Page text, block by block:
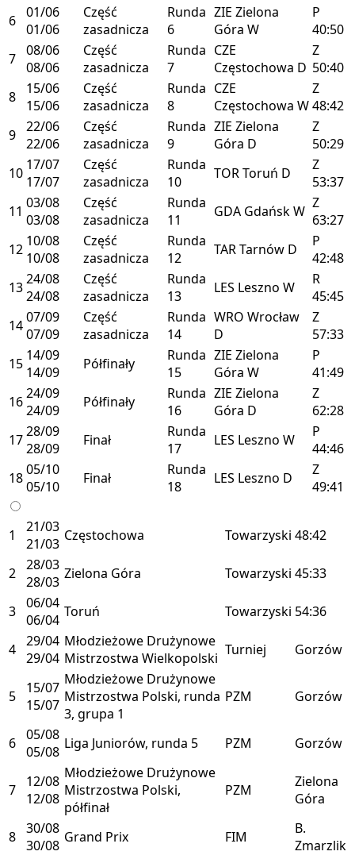
6 01/06
01/06
Część
zasadnicza
Runda
6
ZIE Zielona
Góra W
P
40:50
7 08/06
08/06
Część
zasadnicza
Runda
7
CZE
Częstochowa D
Z
50:40
8
15/06
15/06
Część
zasadnicza
Runda
8
CZE
Częstochowa W
Z
48:42
9 22/06
22/06
Część
zasadnicza
Runda
9
ZIE Zielona
Góra D
Z
50:29
10 17/07
17/07
Część
zasadnicza
Runda
10
TORToruń D
Z
53:37
11 03/08
03/08
Część
zasadnicza
Runda
11
GDA GdańskW Z
63:27
12 10/08
10/08
Część
zasadnicza
Runda
12
TARTarnów D
P
42:48
1324/08
24/08
Część
zasadnicza
Runda
13
LES Leszno W
R
45:45
1407/09
07/09
Część
zasadnicza
Runda
14
WRO Wrocław
D
Z
57:33
15 14/09
14/09
Półfinały
Runda
15
ZIE Zielona
Góra W
P
41:49
1624/09
24/09
Półfinały
Runda
16
ZIE Zielona
Góra D
Z
62:28
1728/09
28/09
Finał
Runda
17
LES Leszno W
P
44:46
1805/10
05/10
Finał
Runda
18
LES Leszno D
Z
49:41
1
21/03
21/03 Częstochowa Towarzyski 48:42
2 28/03
28/03 Zielona Góra Towarzyski 45:33
3 06/04
06/04 Toruń Towarzyski 54:36
4 29/04
29/04
Młodzieżowe Drużynowe
Mistrzostwa Wielkopolski Turniej Gorzów
5
15/07
15/07
Młodzieżowe Drużynowe
Mistrzostwa Polski, runda
3, grupa 1
PZM Gorzów
6 05/08
05/08 Liga Juniorów, runda 5 PZM Gorzów
7
12/08
12/08
Młodzieżowe Drużynowe
Mistrzostwa Polski,
półfinał
PZM
Zielona
Góra
8 30/08
30/08 Grand Prix FIM
B.
Zmarzlik